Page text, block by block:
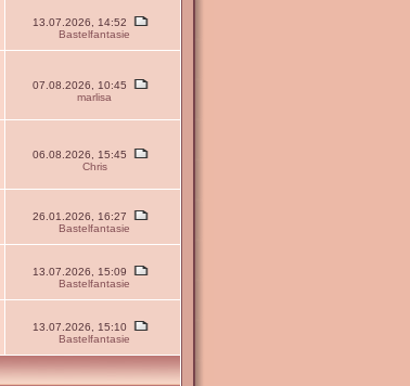
13.07.2026, 14:52
Bastelfantasie
07.08.2026, 10:45
marlisa
06.08.2026, 15:45
Chris
26.01.2026, 16:27
Bastelfantasie
13.07.2026, 15:09
Bastelfantasie
13.07.2026, 15:10
Bastelfantasie